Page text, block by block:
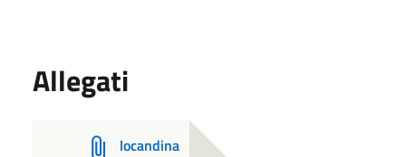
Allegati
locandina